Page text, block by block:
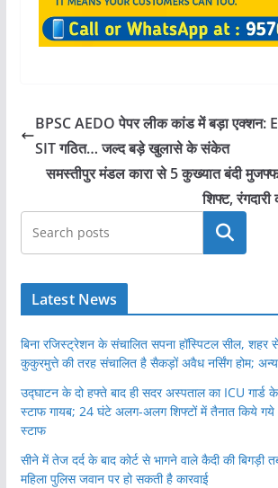
BPSC AEDO पेपर लीक कांड में बड़ा एक्शन:
SIT गठित… जल्द बड़े खुलासे के संकेत
समस्तीपुर मंडल कारा से 5 कुख्यात बंदी
शिफ्ट,
खोजें
Latest News
बिना रजिस्ट्रेशन के संचालित सपना हॉस्पिटल सील,
कुकुरमुत्ते की तरह संचालित है सैकड़ों अवैध नर्सिंग होम; अन्य
उद्घाटन के दो हफ्ते बाद ही सदर अस्पताल का ICU गार्ड
स्टाफ गायब; 24 घंटे अलग-अलग शिफ्टों में तैनात किये गये
स्टाफ
सीने में तेज दर्द के बाद कोर्ट से भागने वाले कैदी की बिगड़ी
महिला पुलिस जवान पर हो सकती है कारवाई